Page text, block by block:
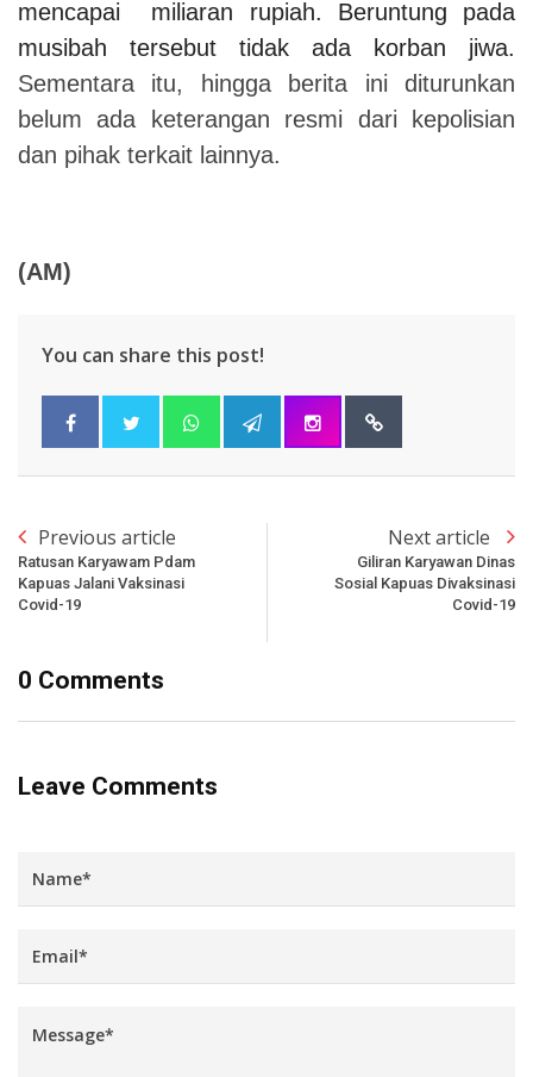
mencapai miliaran rupiah. Beruntung pada
musibah tersebut tidak ada korban jiwa.
Sementara itu, hingga berita ini diturunkan
belum ada keterangan resmi dari kepolisian
dan pihak terkait lainnya.
(AM)
You can share this post!
Previous article
Ratusan Karyawam Pdam
Kapuas Jalani Vaksinasi
Covid-19
Next article
Giliran Karyawan Dinas
Sosial Kapuas Divaksinasi
Covid-19
0 Comments
Leave Comments